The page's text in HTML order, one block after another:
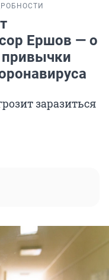
Ершов — о
привычки
заразиться